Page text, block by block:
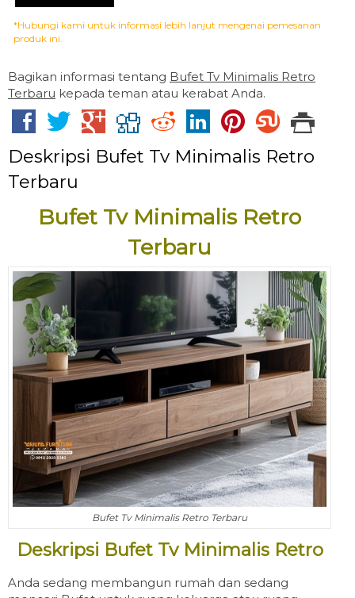
*Hubungi kami untuk informasi lebih lanjut mengenai pemesanan
produk ini.
Bagikan informasi tentang Bufet Tv Minimalis Retro
Terbaru kepada teman atau kerabat Anda.
Deskripsi Bufet Tv Minimalis Retro
Terbaru
Bufet Tv Minimalis Retro
Terbaru
Bufet Tv Minimalis Retro Terbaru
Deskripsi Bufet Tv Minimalis Retro
Anda sedang membangun rumah dan sedang